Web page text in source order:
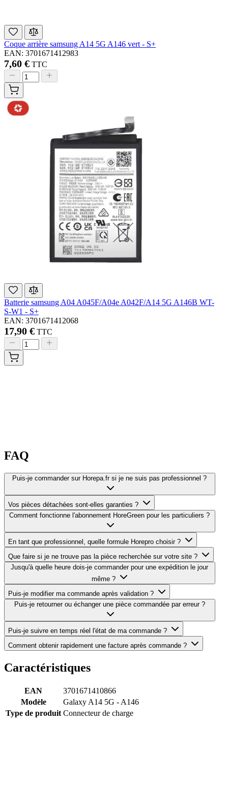
Coque arrière samsung A14 5G A146 vert - S+
EAN: 3701671412983
7,60 € TTC
Batterie samsung A04 A045F/A04e A042F/A14 5G A146B WT-
S-W1 - S+
EAN: 3701671412068
17,90 € TTC
FAQ
Puis-je commander sur Horepa.fr si je ne suis pas professionnel ?
Vos pièces détachées sont-elles garanties ?
Comment fonctionne l'abonnement HoreGreen pour les particuliers ?
En tant que professionnel, quelle formule Horepro choisir ?
Que faire si je ne trouve pas la pièce recherchée sur votre site ?
Jusqu'à quelle heure dois-je commander pour une expédition le jour
même ?
Puis-je modifier ma commande après validation ?
Puis-je retourner ou échanger une pièce commandée par erreur ?
Puis-je suivre en temps réel l'état de ma commande ?
Comment obtenir rapidement une facture après commande ?
Caractéristiques
EAN
3701671410866
Modèle
Galaxy A14 5G - A146
Type de produit Connecteur de charge